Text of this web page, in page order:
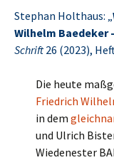
Stephan Holthaus: „
Wilhelm Baedeker
Schrift26 (2023),
Die heute
Friedrich
in dem
und Ulrich
Wiedenester